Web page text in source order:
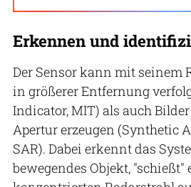
Erkennen und
Der Sensor kann mit seinem
in größerer Entfernung
Indicator, MIT) als auch
Apertur erzeugen (Synthetic
SAR). Dabei erkennt das
bewegendes Objekt, "schießt"